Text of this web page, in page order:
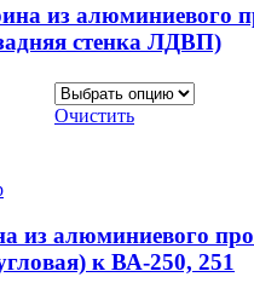
из алюминиевого
стенка ЛДВП)
Очистить
из алюминиевого
к ВА-250, 251